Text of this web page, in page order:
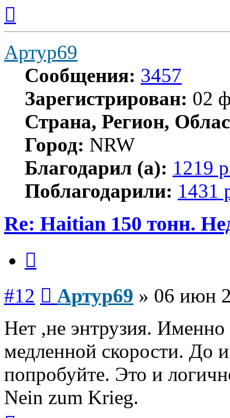
началу
Артур69
Сообщения: 3457
Зарегистрирован: 02
Страна, Регион,
Город: NRW
Благодарил (а): 1219
Поблагодарили: 1431
Re: Haitian 150 тонн.
#12 Артур69 » 06 июн
Нет ,не энтрузия.
медленной скорости. До
попробуйте. Это и
Nein zum Krieg.